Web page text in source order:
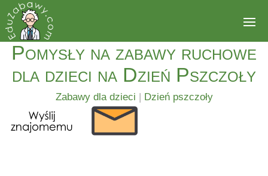
Pomysły na zabawy ruchowe
dla dzieci na Dzień Pszczoły
Zabawy dla dzieci | Dzień pszczoły